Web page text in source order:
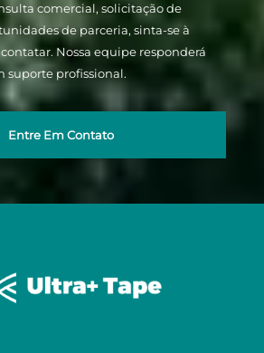
comercial, solicitação de
de parceria, sinta-se à
Nossa equipe responderá
suporte profissional.
Entre Em Contato